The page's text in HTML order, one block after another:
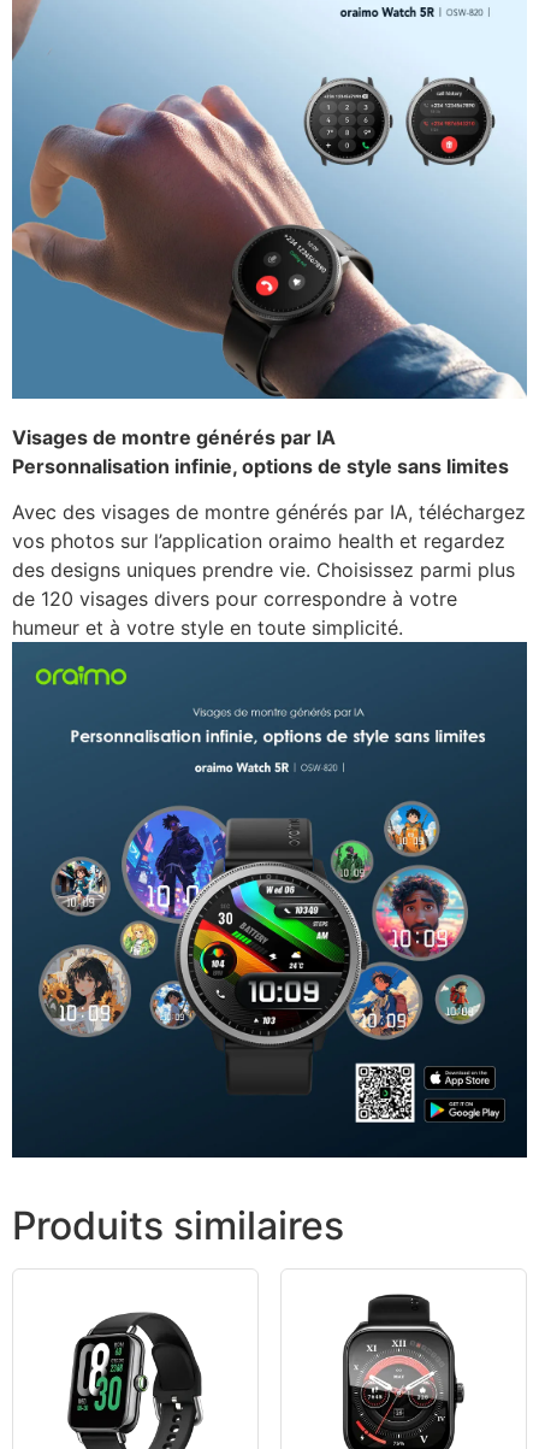
Visages de montre générés par IA
Personnalisation infinie, options de style sans limites
Avec des visages de montre générés par IA, téléchargez
vos photos sur l’application oraimo health et regardez
des designs uniques prendre vie. Choisissez parmi plus
de 120 visages divers pour correspondre à votre
humeur et à votre style en toute simplicité.
Produits similaires